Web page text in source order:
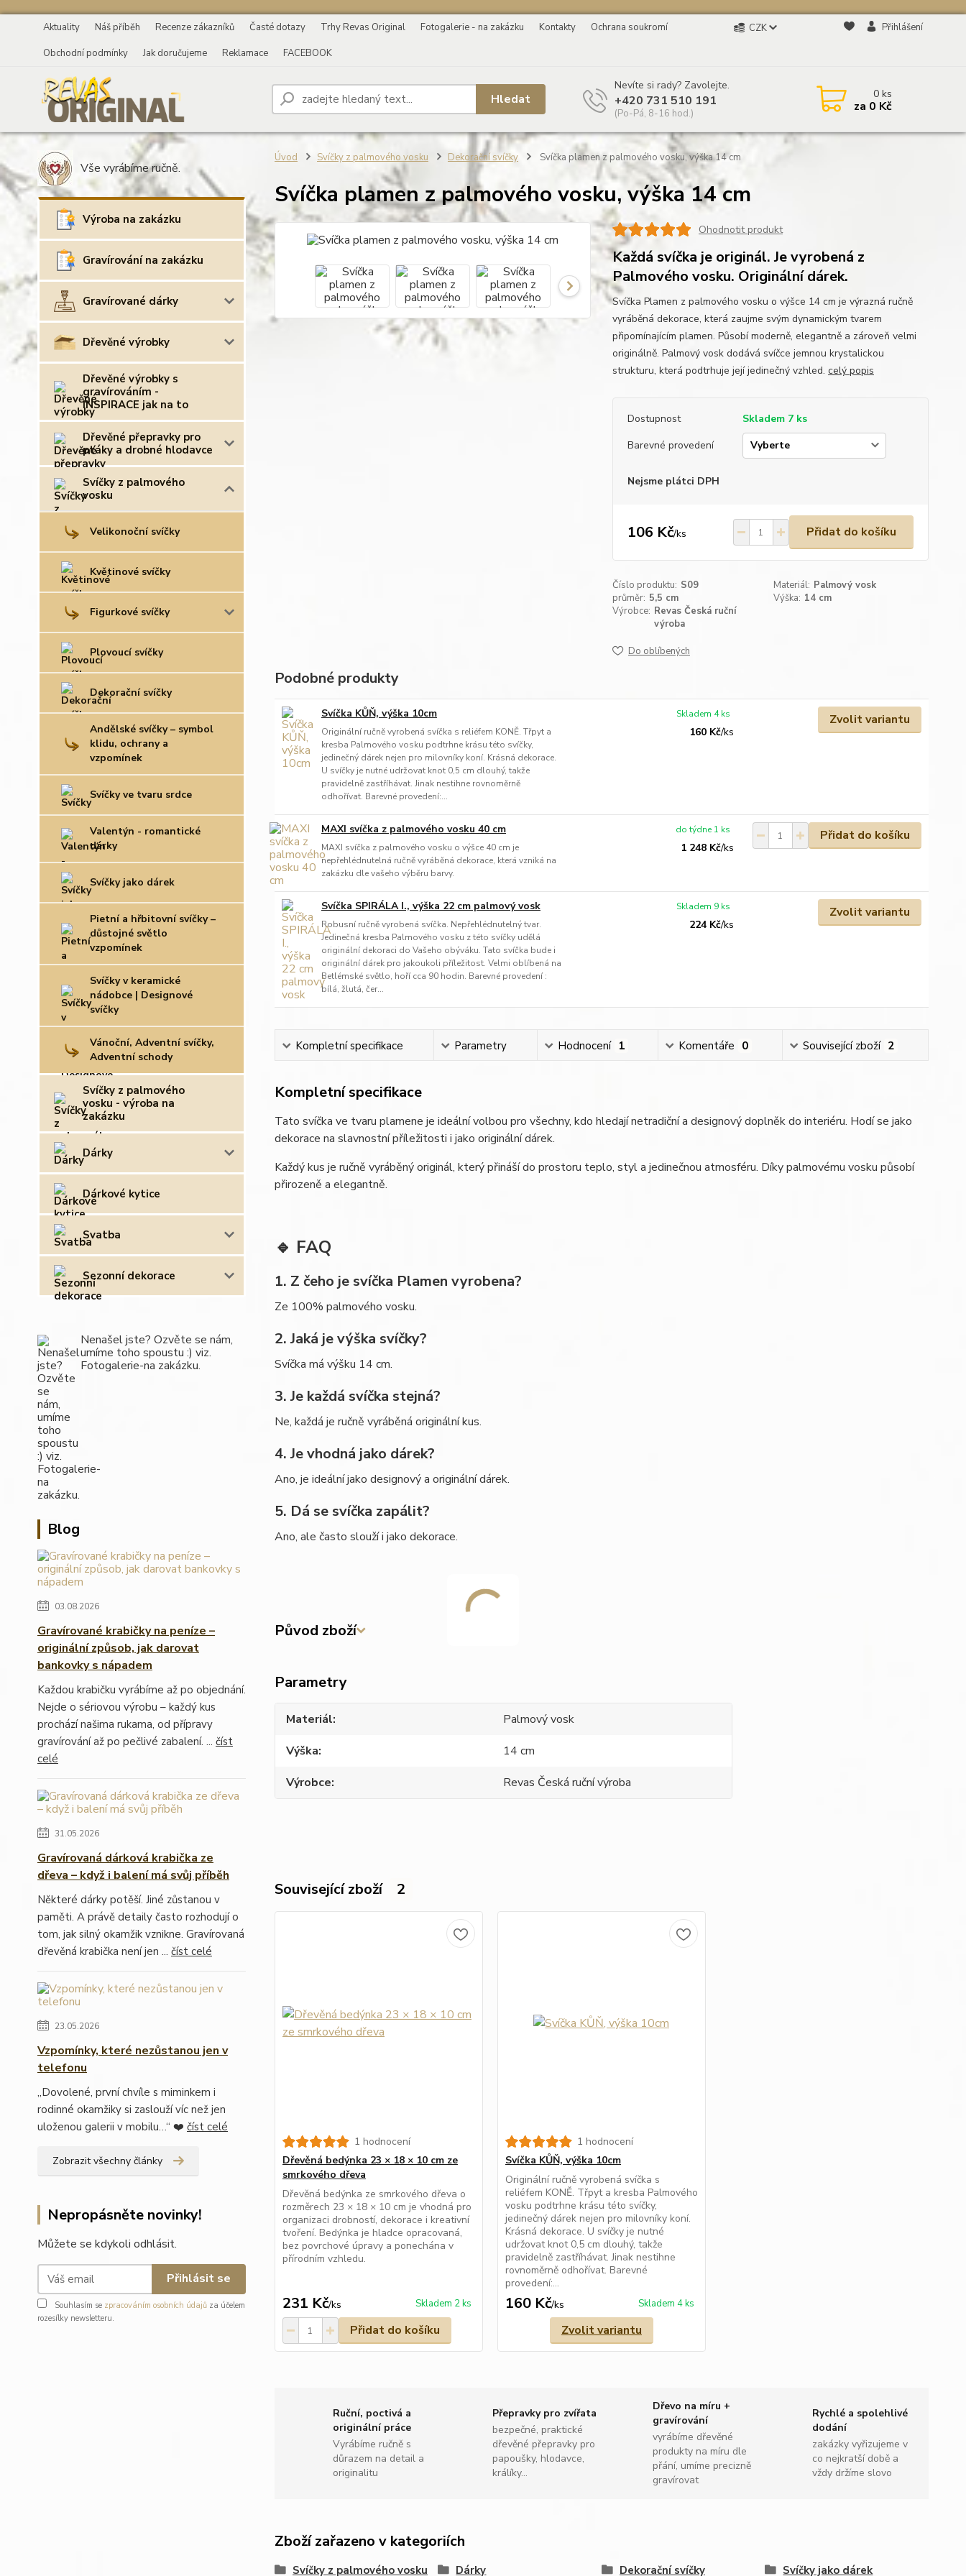
Aktuality Náš příběh Recenze zákazníků Časté dotazy Trhy Revas Original Fotogalerie - na zakázku Kontakty
Ochrana soukromí
Obchodní podmínky
Jak doručujeme Reklamace FACEBOOK
CZK Přihlášení
Hledat
Nevíte si rady? Zavolejte.
+420 731 510 191
(Po-Pá, 8-16 hod.)
0ks
za 0 Kč
Vše vyrábíme ručně.
Výroba na zakázku
Gravírování na zakázku
Gravírované dárky
Dřevěné výrobky
Dřevěné výrobky s
gravírováním -
INSPIRACE jak na to
Dřevěné přepravky pro
ptáky a drobné hlodavce
Svíčky z palmového
vosku
Velikonoční svíčky
Květinové svíčky
Figurkové svíčky
Plovoucí svíčky
Dekorační svíčky
Andělské svíčky – symbol
klidu, ochrany a
vzpomínek
Svíčky ve tvaru srdce
Valentýn - romantické
dárky
Svíčky jako dárek
Pietní a hřbitovní svíčky –
důstojné světlo
vzpomínek
Svíčky v keramické
nádobce | Designové
svíčky
Vánoční, Adventní svíčky,
Adventní schody
Svíčky z palmového
vosku - výroba na
zakázku
Dárky
Dárkové kytice
Svatba
Sezonní dekorace
Nenašel jste? Ozvěte se nám,
umíme toho spoustu :) viz.
Fotogalerie-na zakázku.
Blog
03.08.2026
Gravírované krabičky na peníze –
originální způsob, jak darovat
bankovky s nápadem
Každou krabičku vyrábíme až po objednání.
Nejde o sériovou výrobu – každý kus
prochází našima rukama, od přípravy
gravírování až po pečlivé zabalení. ... číst
celé
31.05.2026
Gravírovaná dárková krabička ze
dřeva – když i balení má svůj příběh
Některé dárky potěší. Jiné zůstanou v
paměti. A právě detaily často rozhodují o
tom, jak silný okamžik vznikne. Gravírovaná
dřevěná krabička není jen ... číst celé
23.05.2026
Vzpomínky, které nezůstanou jen v
telefonu
„Dovolené, první chvíle s miminkem i
rodinné okamžiky si zaslouží víc než jen
uloženou galerii v mobilu…“ ❤️ číst celé
Zobrazit všechny články
Nepropásněte novinky!
Můžete se kdykoli odhlásit.
Přihlásit se
Souhlasím se zpracováním osobních údajů za účelem
rozesílky newsletteru.
Úvod Svíčky z palmového vosku Dekorační svíčky Svíčka plamen z palmového vosku, výška 14 cm
Svíčka plamen z palmového vosku, výška 14 cm
Ohodnotit produkt
Každá svíčka je originál. Je vyrobená z
Palmového vosku. Originální dárek.
Svíčka Plamen z palmového vosku o výšce 14 cm je výrazná ručně
vyráběná dekorace, která zaujme svým dynamickým tvarem
připomínajícím plamen. Působí moderně, elegantně a zároveň velmi
originálně. Palmový vosk dodává svíčce jemnou krystalickou
strukturu, která podtrhuje její jedinečný vzhled. celý popis
Dostupnost
Skladem 7 ks
Barevné provedení
Nejsme plátci DPH
106 Kč/ks Přidat do košíku
Číslo produktu: S09 Materiál: Palmový vosk
průměr: 5,5 cm Výška: 14 cm
Výrobce: Revas Česká ruční
výroba
Do oblíbených
Podobné produkty
Svíčka KŮŇ, výška 10cm
Originální ručně vyrobená svíčka s reliéfem KONĚ. Třpyt a
kresba Palmového vosku podtrhne krásu této svíčky,
jedinečný dárek nejen pro milovníky koní. Krásná dekorace.
U svíčky je nutné udržovat knot 0,5 cm dlouhý, takže
pravidelně zastříhávat. Jinak nestihne rovnoměrně
odhořívat. Barevné provedení:...
160 Kč/ks
Skladem 4 ks Zvolit variantu
MAXI svíčka z palmového vosku 40 cm
MAXI svíčka z palmového vosku o výšce 40 cm je
nepřehlédnutelná ručně vyráběná dekorace, která vzniká na
zakázku dle vašeho výběru barvy.
1 248 Kč/ks
do týdne 1 ks Přidat do košíku
Svíčka SPIRÁLA I., výška 22 cm palmový vosk
Robusní ručně vyrobená svíčka. Nepřehlédnutelný tvar.
Jedinečná kresba Palmového vosku z této svíčky udělá
originální dekoraci do Vašeho obýváku. Tato svíčka bude i
originální dárek pro jakoukoli příležitost. Velmi oblíbená na
Betlémské světlo, hoří cca 90 hodin. Barevné provedení :
bílá, žlutá, čer...
224 Kč/ks
Skladem 9 ks Zvolit variantu
Kompletní specifikace Parametry Hodnocení 1 Komentáře 0 Související zboží 2
Kompletní specifikace
Tato svíčka ve tvaru plamene je ideální volbou pro všechny, kdo hledají netradiční a designový doplněk do interiéru. Hodí se jako
dekorace na slavnostní příležitosti i jako originální dárek.
Každý kus je ručně vyráběný originál, který přináší do prostoru teplo, styl a jedinečnou atmosféru. Díky palmovému vosku působí
přirozeně a elegantně.
🔹 FAQ
1. Z čeho je svíčka Plamen vyrobena?
Ze 100% palmového vosku.
2. Jaká je výška svíčky?
Svíčka má výšku 14 cm.
3. Je každá svíčka stejná?
Ne, každá je ručně vyráběná originální kus.
4. Je vhodná jako dárek?
Ano, je ideální jako designový a originální dárek.
5. Dá se svíčka zapálit?
Ano, ale často slouží i jako dekorace.
Původ zboží
Parametry
Materiál
Palmový vosk
Výška
14 cm
Výrobce
Revas Česká ruční výroba
Související zboží 2
1 hodnocení
Dřevěná bedýnka 23 × 18 × 10 cm ze
smrkového dřeva
Dřevěná bedýnka ze smrkového dřeva o
rozměrech 23 × 18 × 10 cm je vhodná pro
organizaci drobností, dekorace i kreativní
tvoření. Bedýnka je hladce opracovaná,
bez povrchové úpravy a ponechána v
přírodním vzhledu.
231 Kč/ks Skladem 2 ks
Přidat do košíku
1 hodnocení
Svíčka KŮŇ, výška 10cm
Originální ručně vyrobená svíčka s
reliéfem KONĚ. Třpyt a kresba Palmového
vosku podtrhne krásu této svíčky,
jedinečný dárek nejen pro milovníky koní.
Krásná dekorace. U svíčky je nutné
udržovat knot 0,5 cm dlouhý, takže
pravidelně zastříhávat. Jinak nestihne
rovnoměrně odhořívat. Barevné
provedení:...
160 Kč/ks Skladem 4 ks
Zvolit variantu
Ruční, poctivá a
originální práce
Vyrábíme ručně s
důrazem na detail a
originalitu
Přepravky pro zvířata
bezpečné, praktické
dřevěné přepravky pro
papoušky, hlodavce,
králíky...
Dřevo na míru +
gravírování
vyrábíme dřevěné
produkty na míru dle
přání, umíme precizně
gravírovat
Rychlé a spolehlivé
dodání
zakázky vyřizujeme v
co nejkratší době a
vždy držíme slovo
Zboží zařazeno v kategoriích
Svíčky z palmového vosku Dárky Dekorační svíčky Svíčky jako dárek